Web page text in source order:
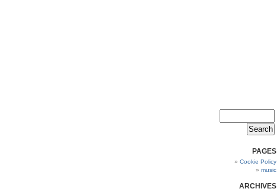
PAGES
Cookie Policy
music
ARCHIVES